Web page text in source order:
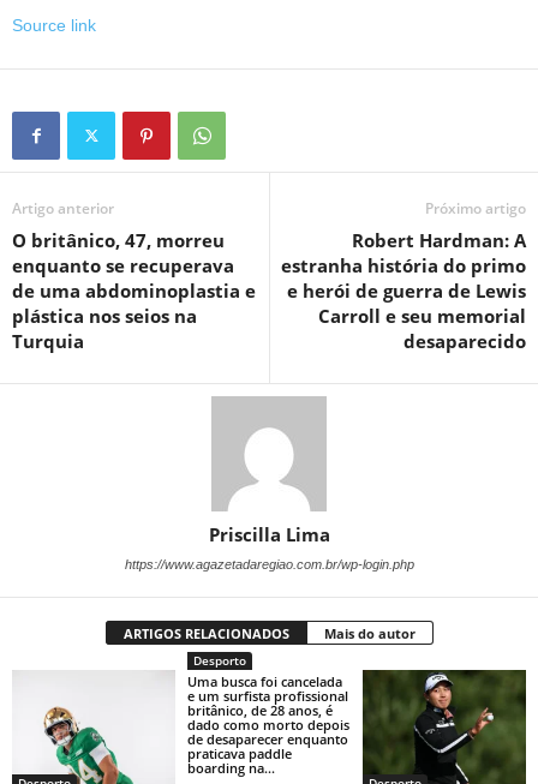
Source link
Artigo anterior
O britânico, 47, morreu
enquanto se recuperava
de uma abdominoplastia e
plástica nos seios na
Turquia
Próximo artigo
Robert Hardman: A
estranha história do primo
e herói de guerra de Lewis
Carroll e seu memorial
desaparecido
Priscilla Lima
https://www.agazetadaregiao.com.br/wp-login.php
ARTIGOS RELACIONADOS Mais do autor
Desporto
Uma busca foi cancelada
e um surfista profissional
britânico, de 28 anos, é
dado como morto depois
de desaparecer enquanto
praticava paddle
boarding na...